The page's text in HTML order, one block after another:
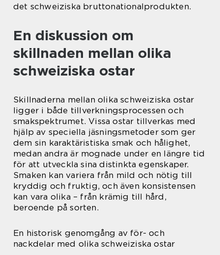
det schweiziska bruttonationalprodukten.
En diskussion om
skillnaden mellan olika
schweiziska ostar
Skillnaderna mellan olika schweiziska ostar
ligger i både tillverkningsprocessen och
smakspektrumet. Vissa ostar tillverkas med
hjälp av speciella jäsningsmetoder som ger
dem sin karaktäristiska smak och hålighet,
medan andra är mognade under en längre tid
för att utveckla sina distinkta egenskaper.
Smaken kan variera från mild och nötig till
kryddig och fruktig, och även konsistensen
kan vara olika – från krämig till hård,
beroende på sorten.
En historisk genomgång av för- och
nackdelar med olika schweiziska ostar